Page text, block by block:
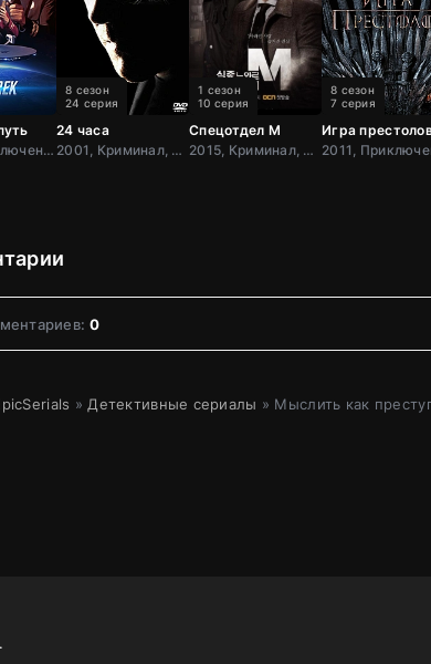
1966, Приключения, Фантастика, Боевик, США
24 часа
2001, Криминал, Боевик, Триллер, Зарубежный, Драма, США
8 сезон
24 серия
Спецотдел М
2015, Криминал, Боевик, Триллер, Корея
1 сезон
10 серия
Игра
8 сезон
7 серия
0
» Детективные сериалы » Мыслить как